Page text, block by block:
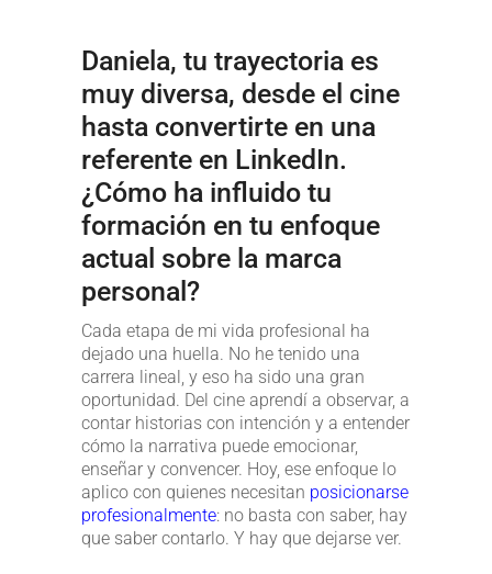
Daniela, tu trayectoria es
muy diversa, desde el cine
hasta convertirte en una
referente en LinkedIn.
¿Cómo ha influido tu
formación en tu enfoque
actual sobre la marca
personal?
Cada etapa de mi vida profesional ha
dejado una huella. No he tenido una
carrera lineal, y eso ha sido una gran
oportunidad. Del cine aprendí a observar, a
contar historias con intención y a entender
cómo la narrativa puede emocionar,
enseñar y convencer. Hoy, ese enfoque lo
aplico con quienes necesitan posicionarse
profesionalmente: no basta con saber, hay
que saber contarlo. Y hay que dejarse ver.